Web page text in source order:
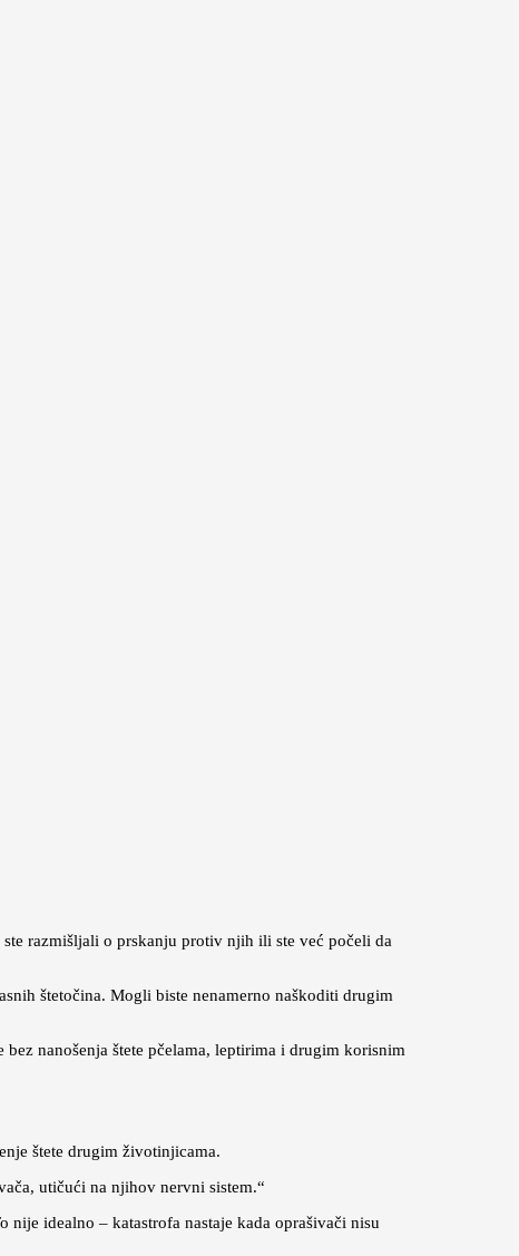
razmišljali o prskanju protiv njih ili ste već počeli da
štetočina. Mogli biste nenamerno naškoditi drugim
nanošenja štete pčelama, leptirima i drugim korisnim
štete drugim životinjicama.
utičući na njihov nervni sistem.“
idealno – katastrofa nastaje kada oprašivači nisu